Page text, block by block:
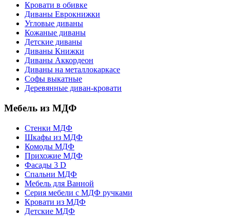
Кровати в обивке
Диваны Еврокнижки
Угловые диваны
Кожаные диваны
Детские диваны
Диваны Книжки
Диваны Аккордеон
Диваны на металлокаркасе
Софы выкатные
Деревянные диван-кровати
Мебель из МДФ
Стенки МДФ
Шкафы из МДФ
Комоды МДФ
Прихожие МДФ
Фасады 3 D
Спальни МДФ
Мебель для Ванной
Серия мебели с МДФ ручками
Кровати из МДФ
Детские МДФ